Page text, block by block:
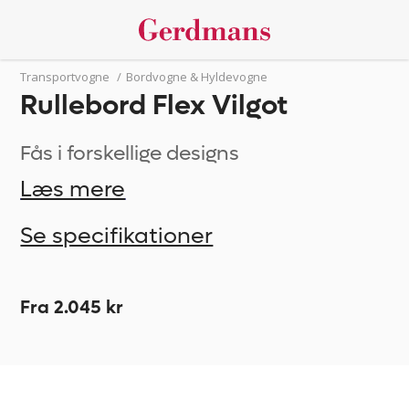
Transportvogne / Bordvogne & Hyldevogne
Rullebord Flex Vilgot
Fås i forskellige designs
Læs mere
Se specifikationer
Fra 2.045 kr